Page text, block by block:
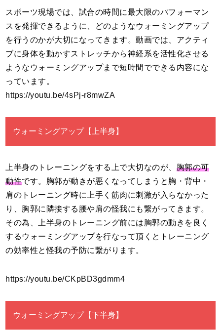
スポーツ現場では、試合の時間に最大限のパフォーマン
スを発揮できるように、どのようなウォーミングアップ
を行うのかが大切になってきます。動画では、アクティ
ブに身体を動かすストレッチから神経系を活性化させる
ようなウォーミングアップまで短時間でできる内容にな
っています。
https://youtu.be/4sPj-r8mwZA
ウォーミングアップ【上半身】
上半身のトレーニングをする上で大切なのが、 胸郭の可
動性です。胸郭が動きが悪くなってしまうと胸・背中・
肩のトレーニング時に上手く筋肉に刺激が入らなかった
り、胸郭に隣接する腰や肩の怪我にも繋がってきます。
その為、上半身のトレーニング前には胸郭の動きを良く
するウォーミングアップを行なって頂くとトレーニング
の効率性と怪我の予防に繋がります。
https://youtu.be/CKpBD3gdmm4
ウォーミングアップ【下半身】